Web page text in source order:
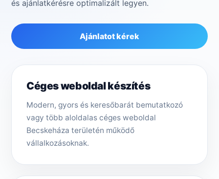
és ajánlatkérésre optimalizált legyen.
Ajánlatot kérek
Céges weboldal készítés
Modern, gyors és keresőbarát bemutatkozó
vagy több aloldalas céges weboldal
Becskeháza területén működő
vállalkozásoknak.